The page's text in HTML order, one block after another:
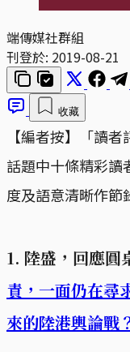
端傳媒社群組
刊登於: 2019-08-21
收藏
【編者按】「讀
話題中十條精彩讀
度及語意清晰作節
1. 陸盛，回應圓
責，一面仍在尋
來的陸港輿論戰